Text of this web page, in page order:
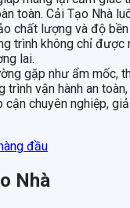
toàn. Cải Tạo Nhà
chất lượng và độ bền
trình không chỉ
lai.
gặp như ẩm mốc,
vận hành an
chuyên nghiệp,
đầu
Nhà